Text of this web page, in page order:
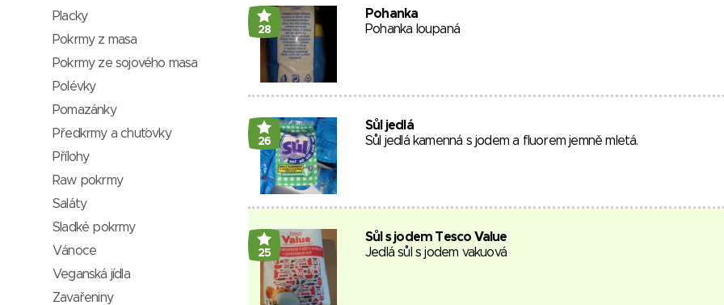
Placky
Pokrmy z masa
Pokrmy ze sojového masa
Polévky
Pomazánky
Předkrmy a chuťovky
Přílohy
Raw pokrmy
Saláty
Sladké pokrmy
Vánoce
Veganská jídla
Zavařeniny
28
Pohanka
Pohanka loupaná
26
Sůl jedlá
Sůl jedlá kamenná s jodem a fluorem jemně mletá.
25
Sůl s jodem Tesco Value
Jedlá sůl s jodem vakuová